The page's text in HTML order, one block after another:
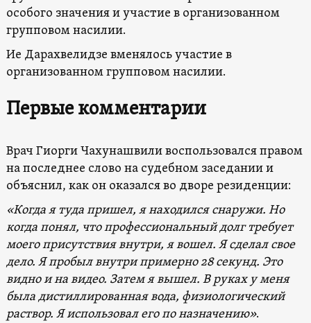
особого значения и участие в организованном
групповом насилии.
Ие Дарахвелидзе вменялось участие в
организованном групповом насилии.
Первые комментарии
Врач Гиорги Чахунашвили воспользовался правом
на последнее слово на судебном заседании и
объяснил, как он оказался во дворе резиденции:
«Когда я туда пришел, я находился снаружи. Но
когда понял, что профессиональный долг требует
моего присутствия внутри, я вошел. Я сделал свое
дело. Я пробыл внутри примерно 28 секунд. Это
видно и на видео. Затем я вышел. В руках у меня
была дистиллированная вода, физиологический
раствор. Я использовал его по назначению».